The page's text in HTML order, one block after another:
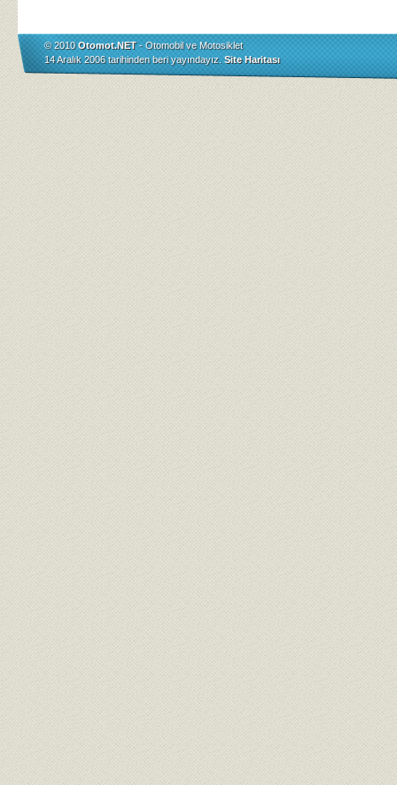
© 2010Otomot.NET- Otomobil ve Motosiklet
14 Aralık 2006 tarihinden beri yayındayız. Site Haritası